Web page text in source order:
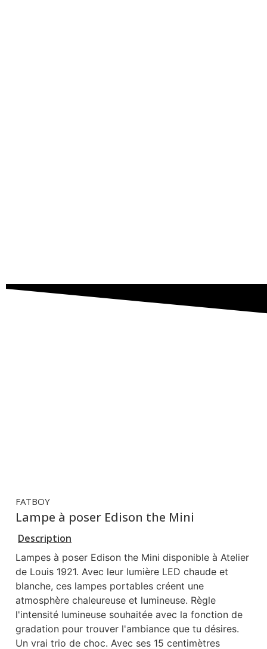
FATBOY
Lampe à poser Edison the Mini
Description
Lampes à poser Edison the Mini disponible à Atelier
de Louis 1921. Avec leur lumière LED chaude et
blanche, ces lampes portables créent une
atmosphère chaleureuse et lumineuse. Règle
l'intensité lumineuse souhaitée avec la fonction de
gradation pour trouver l'ambiance que tu désires.
Un vrai trio de choc. Avec ses 15 centimètres